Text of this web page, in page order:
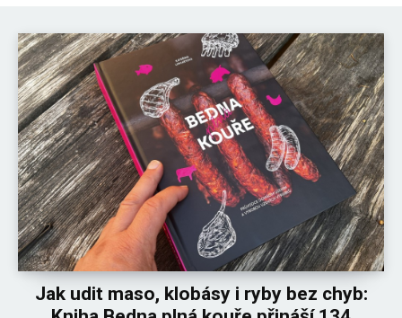
Jak udit maso, klobásy i ryby bez chyb: